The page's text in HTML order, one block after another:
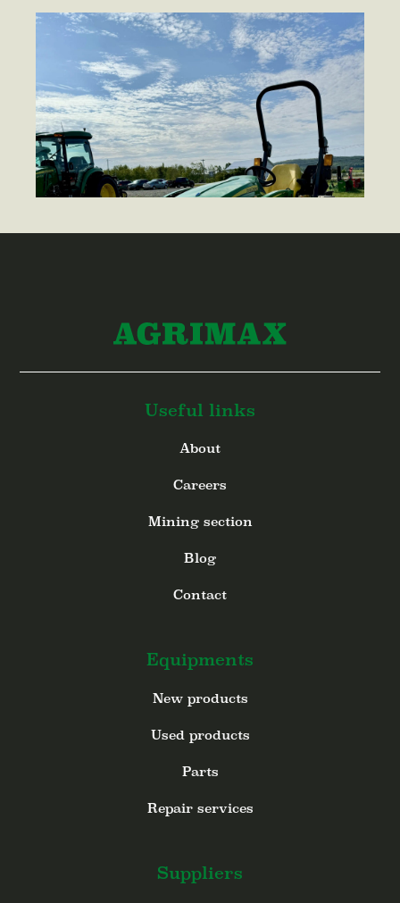
Useful links
About
Careers
Mining section
Blog
Contact
Equipments
New products
Used products
Parts
Repair services
Suppliers